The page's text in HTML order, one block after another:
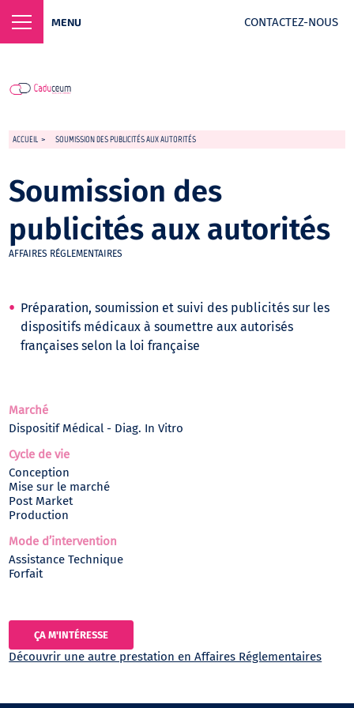
MENU CONTACTEZ-NOUS
ACCUEIL > SOUMISSION DES PUBLICITÉS AUX AUTORITÉS
Soumission des
publicités aux autorités
AFFAIRES RÉGLEMENTAIRES
Préparation, soumission et suivi des publicités sur les
dispositifs médicaux à soumettre aux autorisés
françaises selon la loi française
Marché
Dispositif Médical - Diag. In Vitro
Cycle de vie
Conception
Mise sur le marché
Post Market
Production
Mode d’intervention
Assistance Technique
Forfait
ÇA M'INTÉRESSE
Découvrir une autre prestation en Affaires Réglementaires